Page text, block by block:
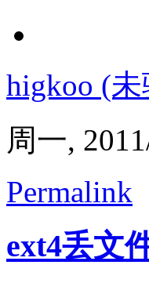
higkoo (
周一,
Permalink
ext4丢文